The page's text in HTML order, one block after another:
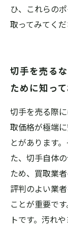
ひ、これらの
取ってみてくだ
切手を売る
ために知っ
切手を売る際
取価格が極端
とがあります
た、切手自体
ため、買取業
評判のよい業
ことが重要で
トです。汚れ